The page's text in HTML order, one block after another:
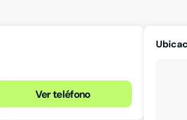
Ver teléfono